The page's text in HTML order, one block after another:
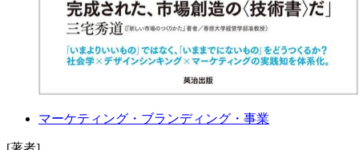
マーケティング・ブランディング・事業